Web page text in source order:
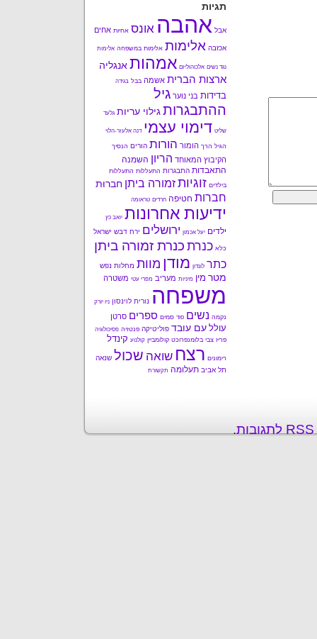
תגיות
אבל אהבה אונס אחיות אחים
אכזבה אלימות אלימות במשפחה אלימות
נגד נשים אלכוהוליזם אמהותאנגליה
ארצות הברית אשמה בבל בגידה
בדידות בני נוער גיל
ההתבגרות גילוי עריות גלעד
שליט דימוי עצמי דנה אלעזר-הלוי
הגיל הרך הומור הורות הורים הנסיך
הקיבוץ המאוחד הריון השמנה
התאבדות התבגרות התעללות התעללות
בילדים זוגיותזמורה ביתן חברוּת
חברות חטיפה חרדים טראומה
ידיעות אחרונות יואב כץ
ילדים יעל אכמון ירושלים ירח דבש ישראל
כלא כנרת כנרת זמורה ביתן
כתר לונדון מודן מוות מחלות נפש
מטר מין מיניות מעריב מפרי עטי משטרה
משפחה נורית לוינסון ניו יורק
נקמה נשים סוד סמים ספרים סרטן
עולל עם עובד פוליטיקה פנטזיה פסיכולוגיה
פריז צבי בלומנפרוכט קולומביין קולנוע קינדל
רימונים רצח שואה שכול שנאה
תל אביב תעלומה תקשורת
.